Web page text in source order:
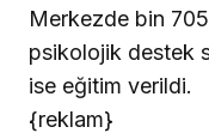
Merkezde bin
psikolojik destek
ise eğitim verildi.
{reklam}